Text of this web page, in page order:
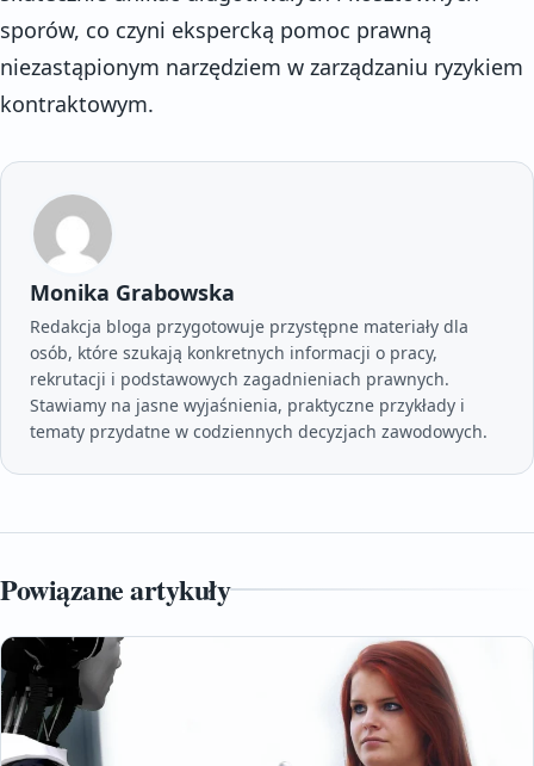
sporów, co czyni ekspercką pomoc prawną
niezastąpionym narzędziem w zarządzaniu ryzykiem
kontraktowym.
Monika Grabowska
Redakcja bloga przygotowuje przystępne materiały dla
osób, które szukają konkretnych informacji o pracy,
rekrutacji i podstawowych zagadnieniach prawnych.
Stawiamy na jasne wyjaśnienia, praktyczne przykłady i
tematy przydatne w codziennych decyzjach zawodowych.
Powiązane artykuły